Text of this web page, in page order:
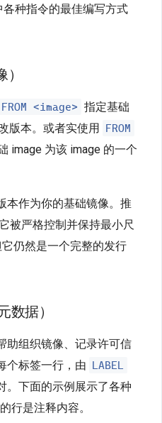
各种指令的最佳编写方式
FROM <image> 指定基础
版本。或者实使用 FROM
image 为该 image 的一个
本作为你的基础镜像。推
被严格控制并保持最小尺
仍然是一个完整的发行
数据）
助组织镜像、记录许可信
个标签一行，由 LABEL
。下面的示例展示了各种
行是注释内容。